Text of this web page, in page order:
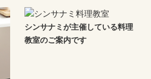
シンサナミが主催している料理
教室のご案内です